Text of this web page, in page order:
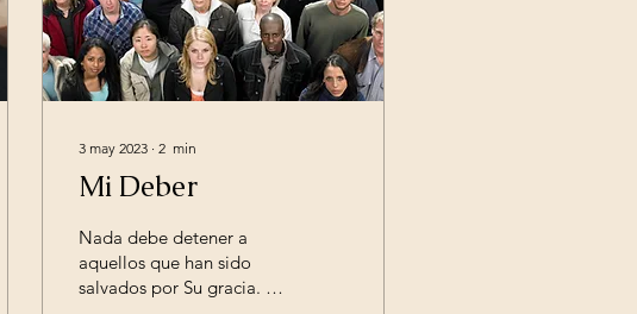
3 may 2023 ∙ 2 min
Mi Deber
Nada debe detener a
aquellos que han sido
salvados por Su gracia. El